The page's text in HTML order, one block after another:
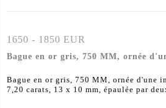
1650 - 1850 EUR
Bague en or gris, 750 MM, ornée
Bague en or gris, 750 MM, ornée d'une
7,20 carats, 13 x 10 mm, épaulée par